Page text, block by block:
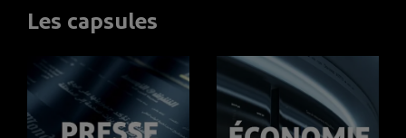
Les capsules